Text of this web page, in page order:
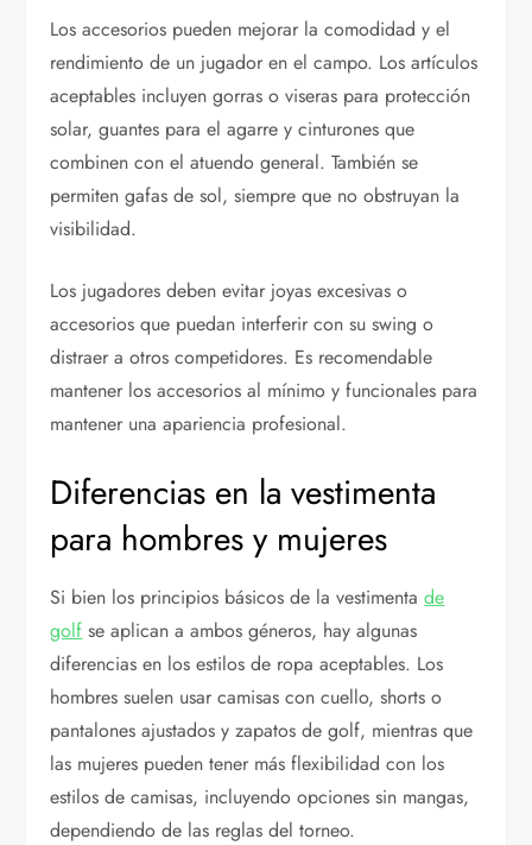
Los accesorios pueden mejorar la comodidad y el
rendimiento de un jugador en el campo. Los artículos
aceptables incluyen gorras o viseras para protección
solar, guantes para el agarre y cinturones que
combinen con el atuendo general. También se
permiten gafas de sol, siempre que no obstruyan la
visibilidad.
Los jugadores deben evitar joyas excesivas o
accesorios que puedan interferir con su swing o
distraer a otros competidores. Es recomendable
mantener los accesorios al mínimo y funcionales para
mantener una apariencia profesional.
Diferencias en la vestimenta
para hombres y mujeres
Si bien los principios básicos de la vestimentade
golf se aplican a ambos géneros, hay algunas
diferencias en los estilos de ropa aceptables. Los
hombres suelen usar camisas con cuello, shorts o
pantalones ajustados y zapatos de golf, mientras que
las mujeres pueden tener más flexibilidad con los
estilos de camisas, incluyendo opciones sin mangas,
dependiendo de las reglas del torneo.